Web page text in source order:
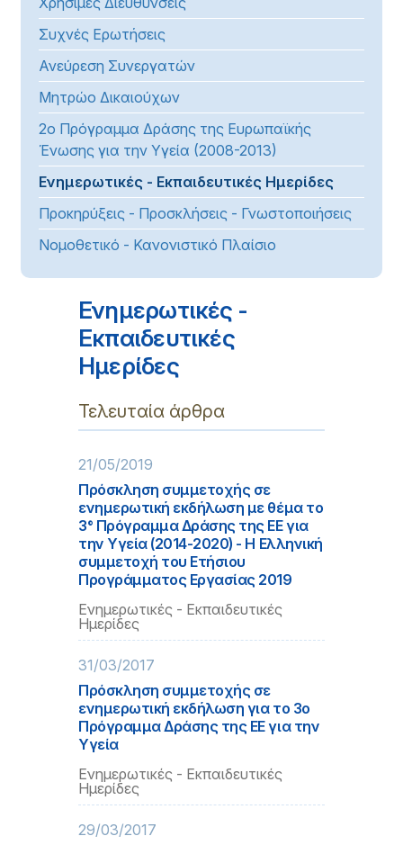
Συχνές Ερωτήσεις
Ανεύρεση Συνεργατών
Μητρώο Δικαιούχων
2ο Πρόγραμμα Δράσης της Ευρωπαϊκής
Ένωσης για την Υγεία (2008-2013)
Ενημερωτικές - Εκπαιδευτικές Ημερίδες
Προκηρύξεις - Προσκλήσεις - Γνωστοποιήσεις
Νομοθετικό - Κανονιστικό Πλαίσιο
Ενημερωτικές -
Εκπαιδευτικές
Ημερίδες
Τελευταία άρθρα
21/05/2019
Πρόσκληση συμμετοχής σε
ενημερωτική εκδήλωση με θέμα το
3° Πρόγραμμα Δράσης της ΕΕ για
την Υγεία (2014-2020) - Η Ελληνική
συμμετοχή του Ετήσιου
Προγράμματος Εργασίας 2019
Ενημερωτικές - Εκπαιδευτικές
Ημερίδες
31/03/2017
Πρόσκληση συμμετοχής σε
ενημερωτική εκδήλωση για το 3ο
Πρόγραμμα Δράσης της ΕΕ για την
Υγεία
Ενημερωτικές - Εκπαιδευτικές
Ημερίδες
29/03/2017